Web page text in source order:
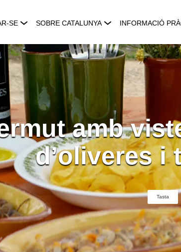
SE SOBRE CATALUNYA INFORMACIÓ
amb
d’oliveres i
Tasta